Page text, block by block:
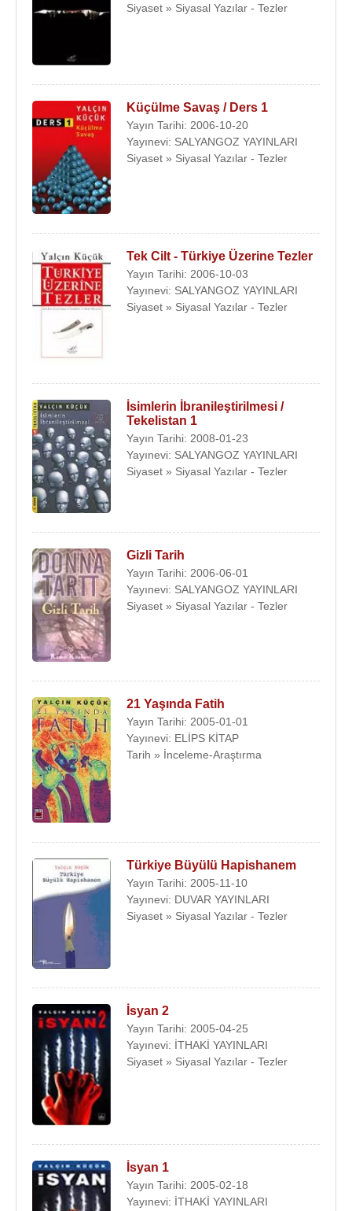
Siyaset » Siyasal Yazılar - Tezler
Küçülme Savaş / Ders 1
Yayın Tarihi: 2006-10-20
Yayınevi: SALYANGOZ YAYINLARI
Siyaset » Siyasal Yazılar - Tezler
Tek Cilt - Türkiye Üzerine Tezler
Yayın Tarihi: 2006-10-03
Yayınevi: SALYANGOZ YAYINLARI
Siyaset » Siyasal Yazılar - Tezler
İsimlerin İbranileştirilmesi /
Tekelistan 1
Yayın Tarihi: 2008-01-23
Yayınevi: SALYANGOZ YAYINLARI
Siyaset » Siyasal Yazılar - Tezler
Gizli Tarih
Yayın Tarihi: 2006-06-01
Yayınevi: SALYANGOZ YAYINLARI
Siyaset » Siyasal Yazılar - Tezler
21 Yaşında Fatih
Yayın Tarihi: 2005-01-01
Yayınevi: ELİPS KİTAP
Tarih » İnceleme-Araştırma
Türkiye Büyülü Hapishanem
Yayın Tarihi: 2005-11-10
Yayınevi: DUVAR YAYINLARI
Siyaset » Siyasal Yazılar - Tezler
İsyan 2
Yayın Tarihi: 2005-04-25
Yayınevi: İTHAKİ YAYINLARI
Siyaset » Siyasal Yazılar - Tezler
İsyan 1
Yayın Tarihi: 2005-02-18
Yayınevi: İTHAKİ YAYINLARI